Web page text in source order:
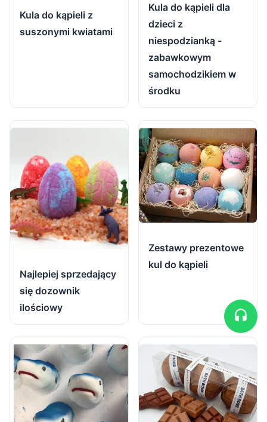
Kula do kąpieli z
suszonymi kwiatami
Kula do kąpieli dla
dzieci z
niespodzianką -
zabawkowym
samochodzikiem w
środku
Najlepiej sprzedający
się dozownik
ilościowy
Zestawy prezentowe
kul do kąpieli